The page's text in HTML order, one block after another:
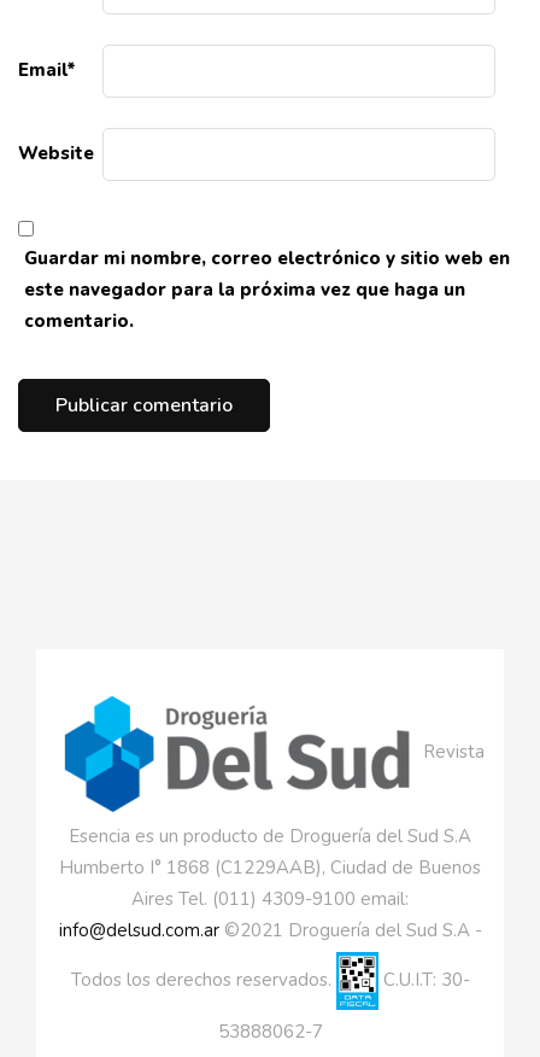
Email*
Website
Guardar mi nombre, correo electrónico y sitio web en
este navegador para la próxima vez que haga un
comentario.
Revista
Esencia es un producto de Droguería del Sud S.A
Humberto I° 1868 (C1229AAB), Ciudad de Buenos
Aires Tel. (011) 4309-9100 email:
info@delsud.com.ar©2021 Droguería del Sud S.A -
Todos los derechos reservados. C.U.I.T: 30-
53888062-7